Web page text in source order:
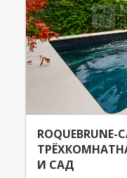
И САД